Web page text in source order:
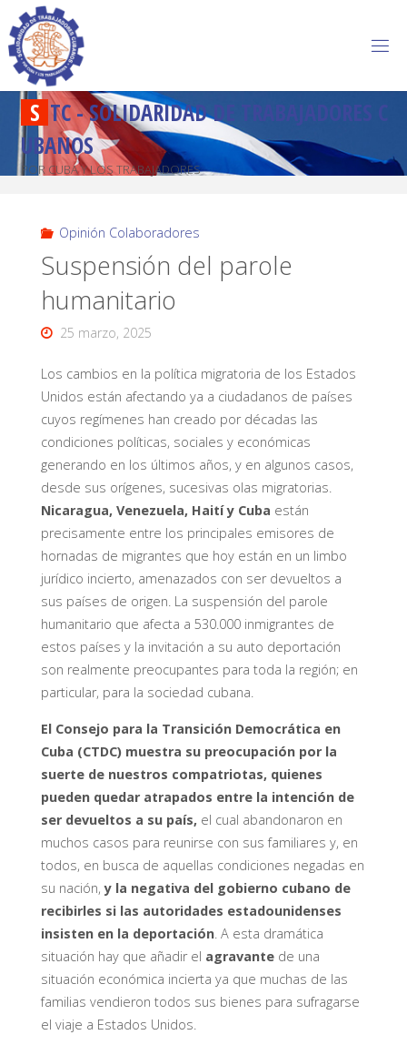
S TC-SOLIDARIDADD R A BAJADORES C
U BANOS
POR CUBA Y LOS TRABAJADORES
Opinión Colaboradores
Suspensión del parole
humanitario
25 marzo, 2025
Los cambios en la política migratoria de los Estados
Unidos están afectando ya a ciudadanos de países
cuyos regímenes han creado por décadas las
condiciones políticas, sociales y económicas
generando en los últimos años, y en algunos casos,
desde sus orígenes, sucesivas olas migratorias.
Nicaragua, Venezuela, Haití y Cuba están
precisamente entre los principales emisores de
hornadas de migrantes que hoy están en un limbo
jurídico incierto, amenazados con ser devueltos a
sus países de origen. La suspensión del parole
humanitario que afecta a 530.000 inmigrantes de
estos países y la invitación a su auto deportación
son realmente preocupantes para toda la región; en
particular, para la sociedad cubana.
El Consejo para la Transición Democrática en
Cuba (CTDC) muestra su preocupación por la
suerte de nuestros compatriotas, quienes
pueden quedar atrapados entre la intención de
ser devueltos a su país, el cual abandonaron en
muchos casos para reunirse con sus familiares y, en
todos, en busca de aquellas condiciones negadas en
su nación,y la negativa del gobierno cubano de
recibirles si las autoridades estadounidenses
insisten en la deportación. A esta dramática
situación hay que añadir el agravantede una
situación económica incierta ya que muchas de las
familias vendieron todos sus bienes para sufragarse
el viaje a Estados Unidos.